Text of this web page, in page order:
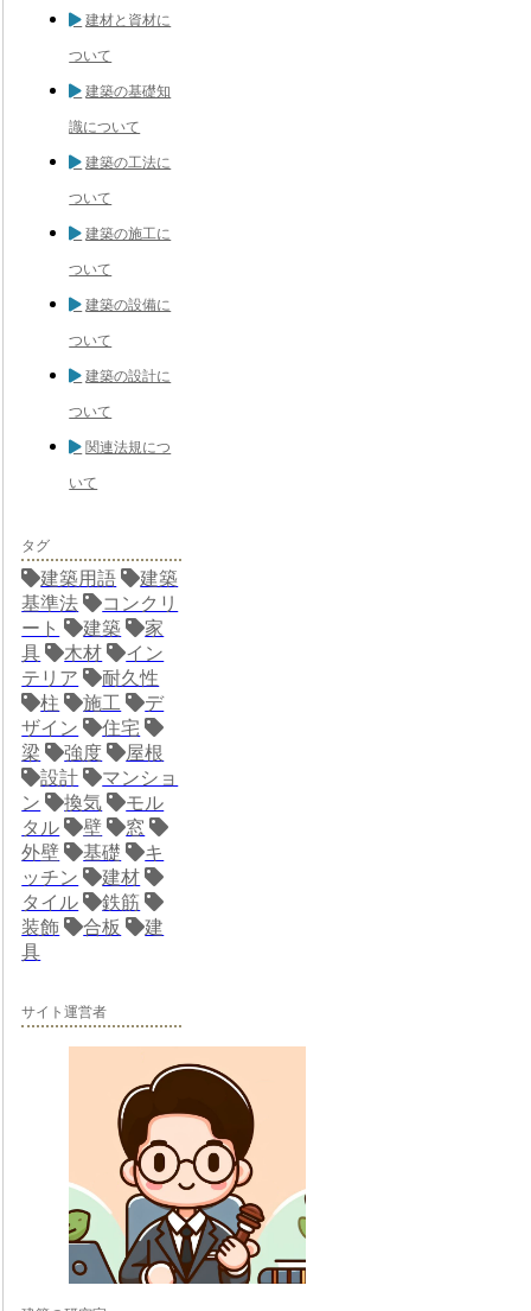
建材と資材に
ついて
建築の基礎知
識について
建築の工法に
ついて
建築の施工に
ついて
建築の設備に
ついて
建築の設計に
ついて
関連法規につ
いて
タグ
建築用語
建築
基準法
コンクリ
ート
建築
家
具
木材
イン
テリア
耐久性
柱
施工
デ
ザイン
住宅
梁
強度
屋根
設計
マンショ
ン
換気
モル
タル
壁
窓
外壁
基礎
キ
ッチン
建材
タイル
鉄筋
装飾
合板
建
具
サイト運営者